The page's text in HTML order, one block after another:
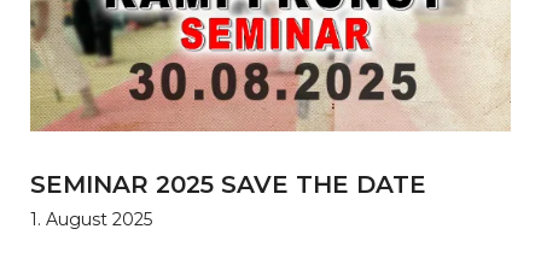
SEMINAR 2025 SAVE THE DATE
1. August 2025